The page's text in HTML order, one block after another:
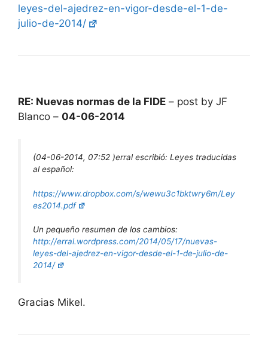
leyes-del-ajedrez-en-vigor-desde-el-1-de-
julio-de-2014/
RE: Nuevas normas de la FIDE – post by JF
Blanco – 04-06-2014
(04-06-2014, 07:52 )erral escribió: Leyes traducidas
al español:
https://www.dropbox.com/s/wewu3c1bktwry6m/Ley
es2014.pdf
Un pequeño resumen de los cambios:
http://erral.wordpress.com/2014/05/17/nuevas-
leyes-del-ajedrez-en-vigor-desde-el-1-de-julio-de-
2014/
Gracias Mikel.